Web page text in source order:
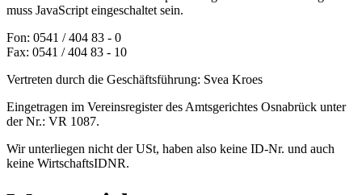
muss JavaScript eingeschaltet sein.
Fon: 0541 / 404 83 - 0
Fax: 0541 / 404 83 - 10
Vertreten durch die Geschäftsführung: Svea Kroes
Eingetragen im Vereinsregister des Amtsgerichtes Osnabrück unter
der Nr.: VR 1087.
Wir unterliegen nicht der USt, haben also keine ID-Nr. und auch
keine WirtschaftsIDNR.